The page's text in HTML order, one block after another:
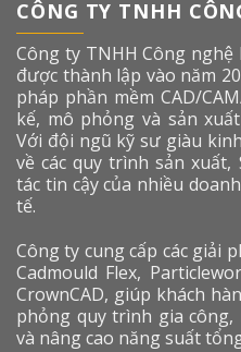
CÔNG TY TNHH
Công ty TNHH Công nghệ
được thành lập vào năm
pháp phần mềm CAD/
kế, mô phỏng và sản
Với đội ngũ kỹ sư giàu
về các quy trình sản xuất,
tác tin cậy của nhiều
tế.
Công ty cung cấp các giải
Cadmould Flex,
CrownCAD, giúp khách
phỏng quy trình gia
và nâng cao năng suất